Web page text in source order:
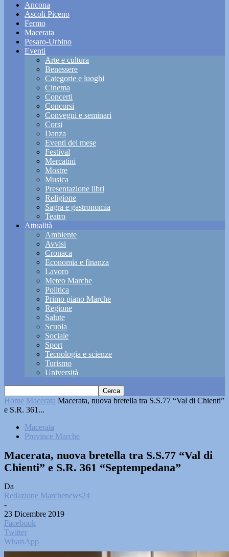
Ancona
Ascoli Piceno
Fermo
Macerata
Pesaro-Urbino
Eventi
Arte e cultura
Benessere
Categorie e luoghi
Cinema
Concerti
Concorsi
Convegni e seminari
Corsi
Danza
Eventi del mese
Festival
Mercatini
Mostre
Musica
Presentazione libri
Religione
Sagra e gastronomia
Teatro
Attualità
Ambiente
Avvisi
Cronaca
Economia e finanza
Lavoro
Meteo Marche
Politica
Primo piano Marche
Regione
Salute
Scuola
Sociale
Sport
Tecnologia e scienze
Turismo
Università
Home Macerata Macerata, nuova bretella tra S.S.77 “Val di Chienti”
e S.R. 361...
Macerata
Province Marche
Macerata, nuova bretella tra S.S.77 “Val di
Chienti” e S.R. 361 “Septempedana”
Da
Redazione Marchenews24
-
23 Dicembre 2019
Facebook
Twitter
WhatsApp